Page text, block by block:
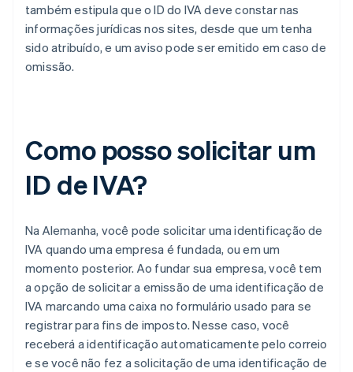
também estipula que o ID do IVA deve constar nas
informações jurídicas nos sites, desde que um tenha
sido atribuído, e um aviso pode ser emitido em caso de
omissão.
Como posso solicitar um
ID de IVA?
Na Alemanha, você pode solicitar uma identificação de
IVA quando uma empresa é fundada, ou em um
momento posterior. Ao fundar sua empresa, você tem
a opção de solicitar a emissão de uma identificação de
IVA marcando uma caixa no formulário usado para se
registrar para fins de imposto. Nesse caso, você
receberá a identificação automaticamente pelo correio
e se você não fez a solicitação de uma identificação de